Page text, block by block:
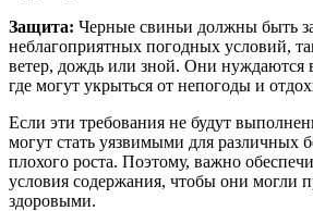
Защита: Черные свиньи должны быть
неблагоприятных погодных условий,
ветер, дождь или зной. Они
где могут укрыться от непогоды и
Если эти требования не будут
могут стать уязвимыми для различных
плохого роста. Поэтому, важно
условия содержания, чтобы они могли
здоровыми.